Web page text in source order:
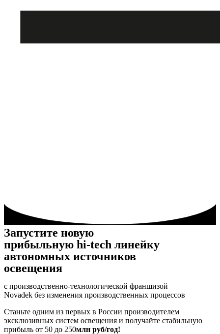
Запустите новую
прибыльную hi-tech линейку
автономных источников
освещения
с производственно-технологической франшизой
Novadek без изменения производственных процессов
Станьте одним из первых в России производителем
эксклюзивных систем освещения и получайте стабильную
прибыль от 50 до 250млн руб/год!